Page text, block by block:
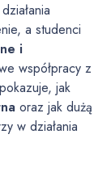
a studenci
i
współpracy z
jak
oraz jak dużą
w działania